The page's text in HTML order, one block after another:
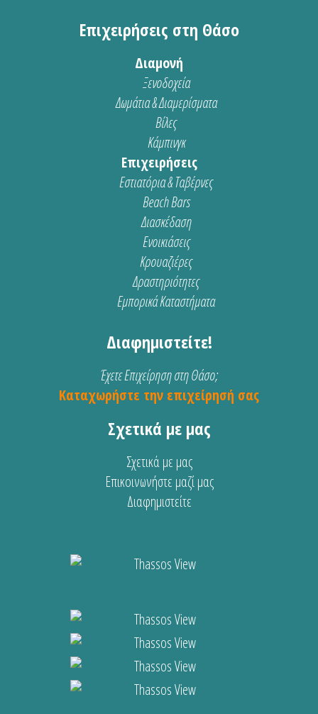
Επιχειρήσεις στη Θάσο
Διαμονή
Ξενοδοχεία
Δωμάτια & Διαμερίσματα
Βίλες
Κάμπινγκ
Επιχειρήσεις
Εστιατόρια & Ταβέρνες
Beach Bars
Διασκέδαση
Ενοικιάσεις
Κρουαζιέρες
Δραστηριότητες
Εμπορικά Καταστήματα
Διαφημιστείτε!
Έχετε Επιχείρηση στη Θάσο;
Καταχωρήστε την επιχείρησή σας
Σχετικά με μας
Σχετικά με μας
Επικοινωνήστε μαζί μας
Διαφημιστείτε